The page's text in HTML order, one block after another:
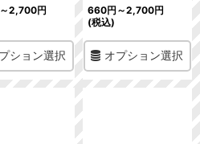
～2,700円
ション選択
660円 ～2,700円
(税込)
オプション選択